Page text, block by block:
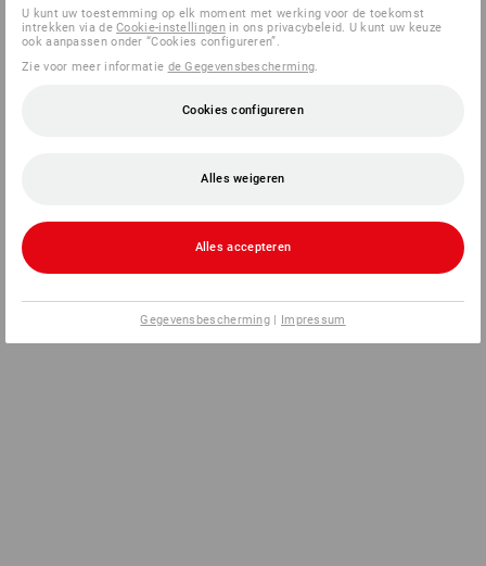
U kunt uw toestemming op elk moment met werking voor de toekomst
intrekken via deCookie-instellingenin ons privacybeleid. U kunt uw keuze
ook aanpassen onder “Cookies configureren”.
Zie voor meer informatie de Gegevensbescherming.
Cookies configureren
Alles weigeren
Alles accepteren
Gegevensbescherming | Impressum